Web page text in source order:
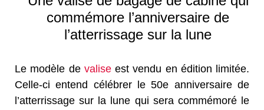
commémore l’anniversaire de
l’atterrissage sur la lune
Le modèle de valiseest vendu en édition limitée.
Celle-ci entend célébrer le 50e anniversaire de
l’atterrissage sur la lune qui sera commémoré le